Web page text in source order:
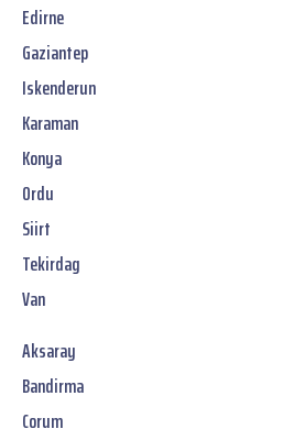
Edirne
Gaziantep
Iskenderun
Karaman
Konya
Ordu
Siirt
Tekirdag
Van
Aksaray
Bandirma
Corum